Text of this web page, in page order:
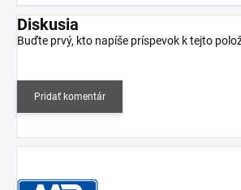
Diskusia
Buďte prvý, kto napíše príspevok k tejto
Pridať komentár